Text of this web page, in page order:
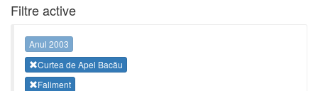
Filtre active
Anul 2003
Curtea de Apel Bacău
Faliment